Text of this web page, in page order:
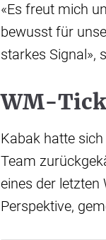
«Es freut mich
bewusst für
starkes Signal»,
WM-
Kabak hatte
Team
eines der letzten
Perspektive,